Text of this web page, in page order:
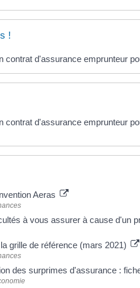
!
contrat d'assurance emprunteur
contrat d'assurance emprunteur
Aeras
à vous assurer à cause d'un
grille de référence (mars 2021)
des surprimes d'assurance :